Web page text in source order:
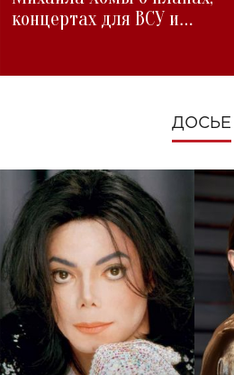
концертах для ВСУ и
ДОСЬЕ